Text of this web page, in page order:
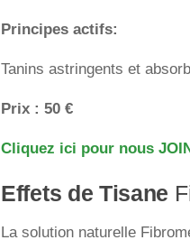
Principes actifs:
Tanins astringents et
Prix : 50 €
Cliquez ici pour nous
Effets de Tisane
La solution naturelle